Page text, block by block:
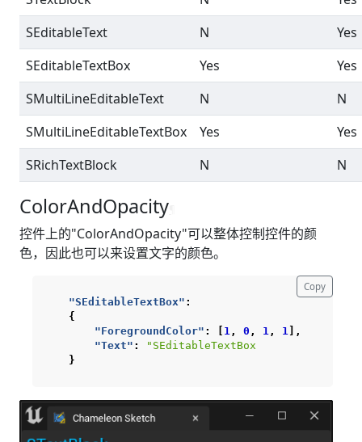
SEditableText
N
Yes
SEditableTextBox
Yes
Yes
SMultiLineEditableText
N
N
SMultiLineEditableTextBox
Yes
Yes
SRichTextBlock
N N
ColorAndOpacity
控件上的"ColorAndOpacity"可以整体控制控件的颜
色，因此也可以来设置文字的颜色。
"SEditableTextBox" :
{
"ForegroundColor" : 1, 0 , 1, 1],
"Text" :
"SEditableTextBox
}
Copy